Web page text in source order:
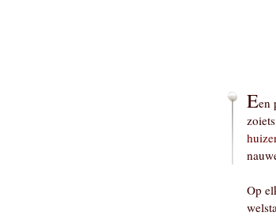
Een
Op